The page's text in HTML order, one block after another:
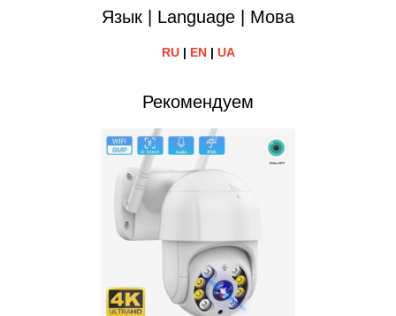
Язык | Language | Мова
RU| EN| UA
Рекомендуем